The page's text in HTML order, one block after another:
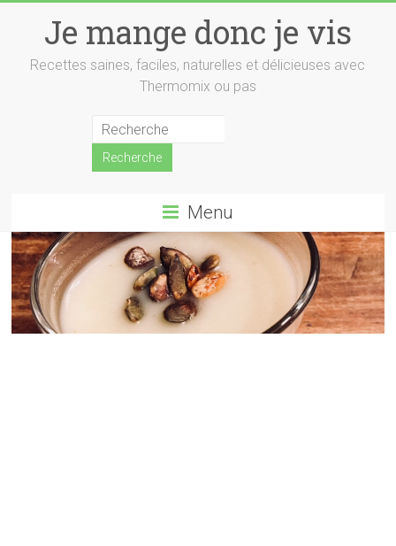
contentJe mange donc je vis
Recettes saines, faciles, naturelles et délicieuses avec
Thermomix ou pas
Menu